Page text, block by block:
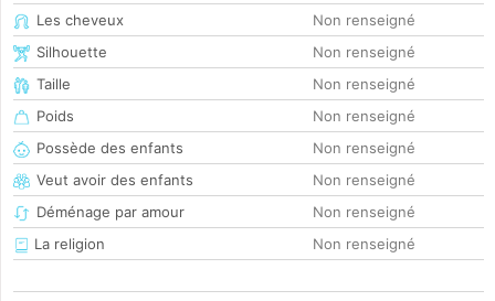
Les cheveux
Non renseigné
Silhouette
Non renseigné
Taille
Non renseigné
Poids
Non renseigné
Possède des enfants
Non renseigné
Veut avoir des enfants
Non renseigné
Déménage par amour
Non renseigné
La religion
Non renseigné